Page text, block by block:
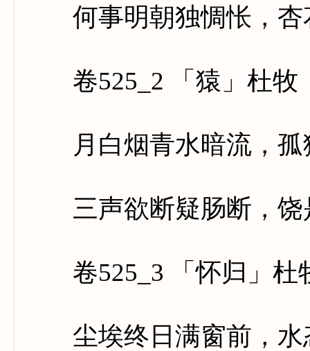
何事明朝独惆怅，杏
卷525_2 「猿」杜牧
月白烟青水暗流，孤
三声欲断疑肠断，饶
卷525_3 「怀归」杜
尘埃终日满窗前，水